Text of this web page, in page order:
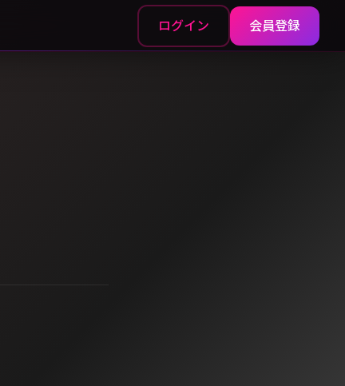
ログイン 会員登録